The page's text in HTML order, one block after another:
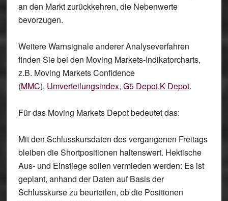
an den Markt zurückkehren, die Nebenwerte
bevorzugen.
Weitere Warnsignale anderer Analyseverfahren
finden Sie bei den Moving Markets-Indikatorcharts,
z.B. Moving Markets Confidence
(MMC), Umverteilungsindex, G5 Depot,K Depot.
Für das Moving Markets Depot bedeutet das:
Mit den Schlusskursdaten des vergangenen Freitags
bleiben die Shortpositionen haltenswert. Hektische
Aus- und Einstiege sollen vermieden werden: Es ist
geplant, anhand der Daten auf Basis der
Schlusskurse zu beurteilen, ob die Positionen